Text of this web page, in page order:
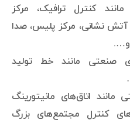
کنترل ترافیک، مرکز
آتش نشانی، مرکز پلیس، صدا
و….
صنعتی مانند خط تولید
مانند اتاق‌های مانیتورینگ
کنترل مجتمع‌های بزرگ